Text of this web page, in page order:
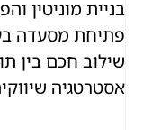
בניית מוניטין
פתיחת מסעדה
שילוב חכם בין
אסטרטגיה